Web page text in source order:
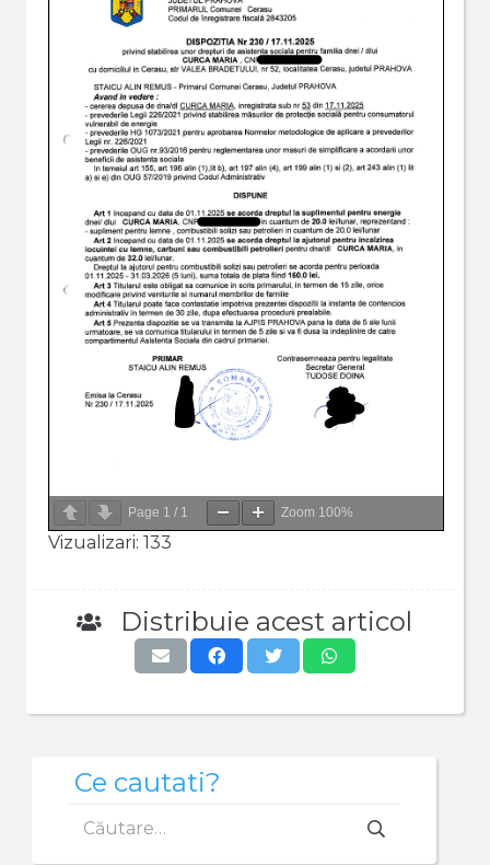
Page 1 / 1 Zoom 100%
Vizualizari: 133
Distribuie acest articol
Ce cautati?
după: